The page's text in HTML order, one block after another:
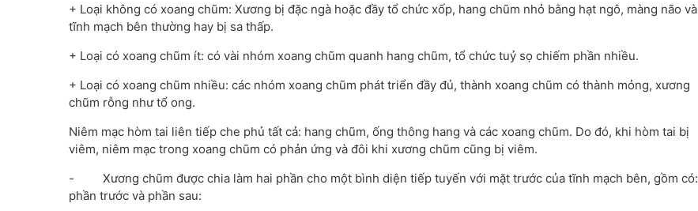
+ Loại không có xoang chũm: Xương bị đặc ngà hoặc đầy tổ chức xốp, hang chũm nhỏ bằng hạt ngô, màng não và
tĩnh mạch bên thường hay bị sa thấp.
+ Loại có xoang chũm ít: có vài nhóm xoang chũm quanh hang chũm, tổ chức tuỷ sọ chiếm phần nhiều.
+ Loại có xoang chũm nhiều: các nhóm xoang chũm phát triển đầy đủ, thành xoang chũm có thành mỏng, xương
chũm rỗng như tổ ong.
Niêm mạc hòm tai liên tiếp che phủ tất cả: hang chũm, ống thông hang và các xoang chũm. Do đó, khi hòm tai bị
viêm, niêm mạc trong xoang chũm có phản ứng và đôi khi xương chũm cũng bị viêm.
- Xương chũm được chia làm hai phần cho một bình diện tiếp tuyến với mặt trước của tĩnh mạch bên, gồm có:
phần trước và phần sau: